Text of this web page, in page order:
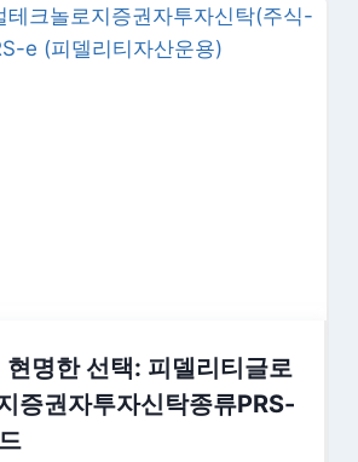
현명한 선택: 피델리티글로
증권자투자신탁종류PRS-